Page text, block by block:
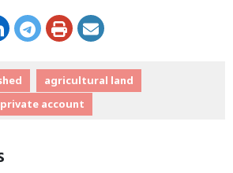
agricultural land
private account